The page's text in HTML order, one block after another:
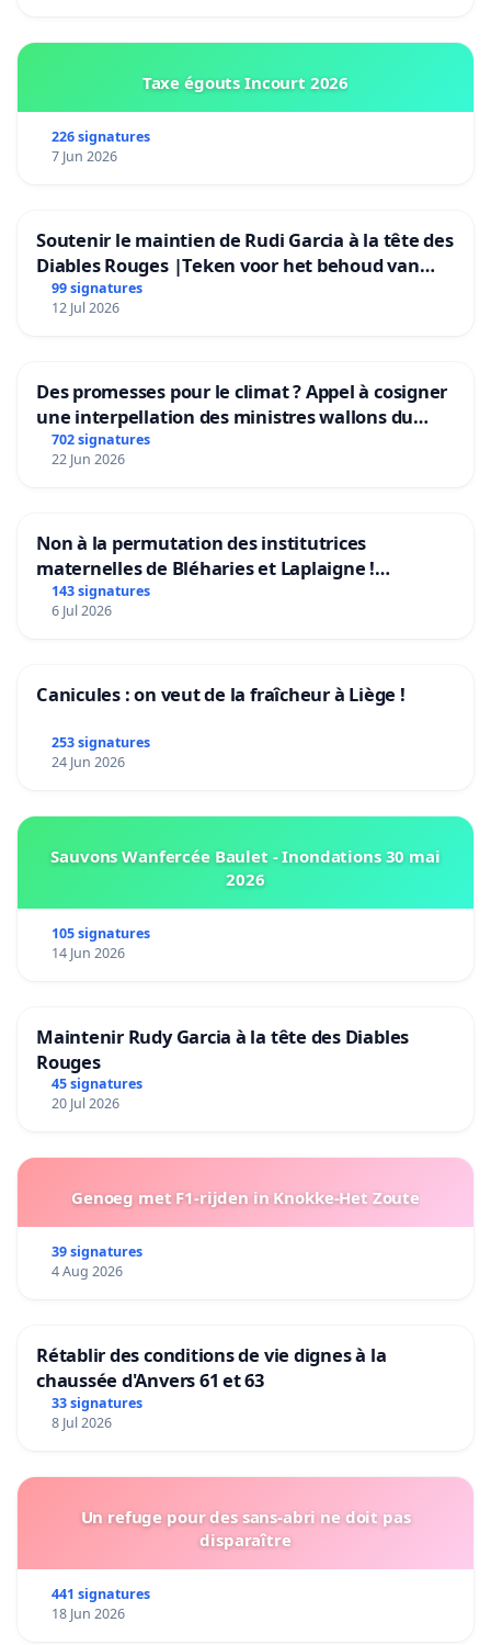
Taxe égouts Incourt 2026
226 signatures
7 Jun 2026
Soutenir le maintien de Rudi Garcia à la tête des
Diables Rouges |Teken voor het behoud van
Rudi Garcia als bondscoach
99 signatures
12 Jul 2026
Des promesses pour le climat ? Appel à cosigner
une interpellation des ministres wallons du
climat et de l’environnement.
702 signatures
22 Jun 2026
Non à la permutation des institutrices
maternelles de Bléharies et Laplaigne !
Préservons la stabilité de nos enfants.
143 signatures
6 Jul 2026
Canicules : on veut de la fraîcheur à Liège !
253 signatures
24 Jun 2026
Sauvons Wanfercée Baulet - Inondations 30 mai
2026
105 signatures
14 Jun 2026
Maintenir Rudy Garcia à la tête des Diables
Rouges
45 signatures
20 Jul 2026
Genoeg met F1-rijden in Knokke-Het Zoute
39 signatures
4 Aug 2026
Rétablir des conditions de vie dignes à la
chaussée d'Anvers 61 et 63
33 signatures
8 Jul 2026
Un refuge pour des sans-abri ne doit pas
disparaître
441 signatures
18 Jun 2026